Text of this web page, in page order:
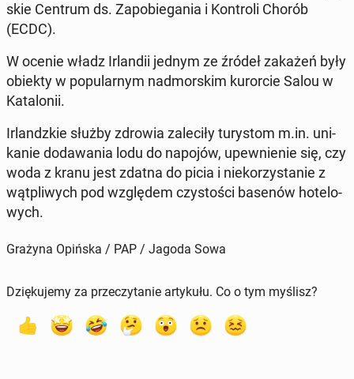
skie Centrum ds. Za­po­bie­ga­nia i Kon­tro­li Chorób
(ECDC).
W ocenie władz Ir­lan­dii jednym ze źródeł zakażeń były
obiekty w po­pu­lar­nym nad­mor­skim ku­ror­cie Salou w
Ka­ta­lo­nii.
Ir­landz­kie służby zdrowia za­le­ci­ły tu­ry­stom m.in. uni­
ka­nie do­da­wa­nia lodu do napojów, upew­nie­nie się, czy
woda z kranu jest zdatna do picia i nie­ko­rzy­sta­nie z
wąt­pli­wych pod wzglę­dem czy­sto­ści basenów ho­te­lo­
wych.
Grażyna Opińska / PAP / Jagoda Sowa
Dziękujemy za przeczytanie artykułu. Co o tym myślisz?